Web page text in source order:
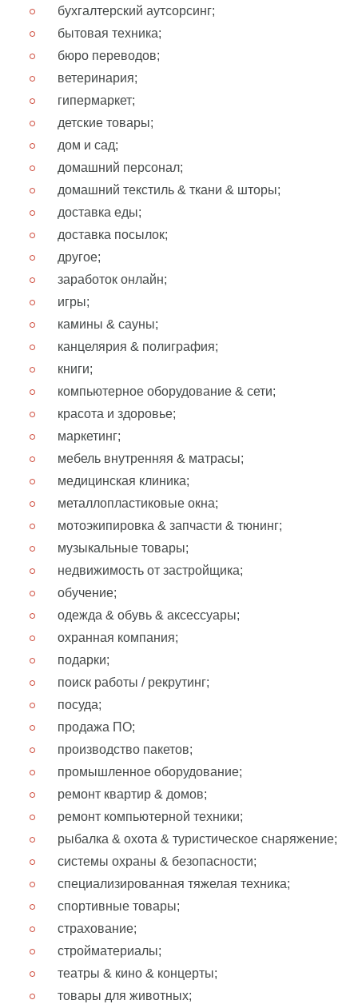
бухгалтерский аутсорсинг;
бытовая техника;
бюро переводов;
ветеринария;
гипермаркет;
детские товары;
дом и сад;
домашний персонал;
домашний текстиль & ткани & шторы;
доставка еды;
доставка посылок;
другое;
заработок онлайн;
игры;
камины & сауны;
канцелярия & полиграфия;
книги;
компьютерное оборудование & сети;
красота и здоровье;
маркетинг;
мебель внутренняя & матрасы;
медицинская клиника;
металлопластиковые окна;
мотоэкипировка & запчасти & тюнинг;
музыкальные товары;
недвижимость от застройщика;
обучение;
одежда & обувь & аксессуары;
охранная компания;
подарки;
поиск работы / рекрутинг;
посуда;
продажа ПО;
производство пакетов;
промышленное оборудование;
ремонт квартир & домов;
ремонт компьютерной техники;
рыбалка & охота & туристическое снаряжение;
системы охраны & безопасности;
специализированная тяжелая техника;
спортивные товары;
страхование;
стройматериалы;
театры & кино & концерты;
товары для животных;